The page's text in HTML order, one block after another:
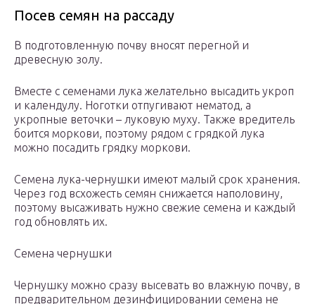
Посев семян на рассаду
В подготовленную почву вносят перегной и
древесную золу.
Вместе с семенами лука желательно высадить укроп
и календулу. Ноготки отпугивают нематод, а
укропные веточки – луковую муху. Также вредитель
боится моркови, поэтому рядом с грядкой лука
можно посадить грядку моркови.
Семена лука-чернушки имеют малый срок хранения.
Через год всхожесть семян снижается наполовину,
поэтому высаживать нужно свежие семена и каждый
год обновлять их.
Семена чернушки
Чернушку можно сразу высевать во влажную почву, в
предварительном дезинфицировании семена не